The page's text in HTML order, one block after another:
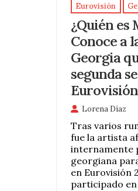
Eurovisión
¿Quién es
Conoce a
Georgia
segunda
Lorena Díaz
Tras varios
fue la artista
internamente
georgiana
en Eurovisión
participado